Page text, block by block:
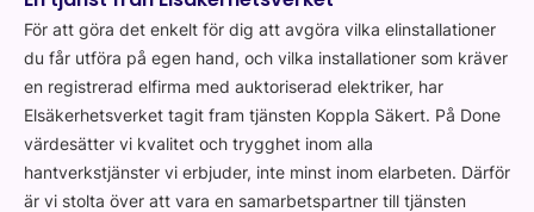
För att göra det enkelt för dig att avgöra vilka elinstallationer
du får utföra på egen hand, och vilka installationer som kräver
en registrerad elfirma med auktoriserad elektriker, har
Elsäkerhetsverket tagit fram tjänsten Koppla Säkert. På Done
värdesätter vi kvalitet och trygghet inom alla
hantverkstjänster vi erbjuder, inte minst inom elarbeten. Därför
är vi stolta över att vara en samarbetspartner till tjänsten